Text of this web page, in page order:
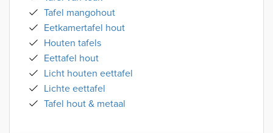
Tafel mangohout
Eetkamertafel hout
Houten tafels
Eettafel hout
Licht houten eettafel
Lichte eettafel
Tafel hout & metaal